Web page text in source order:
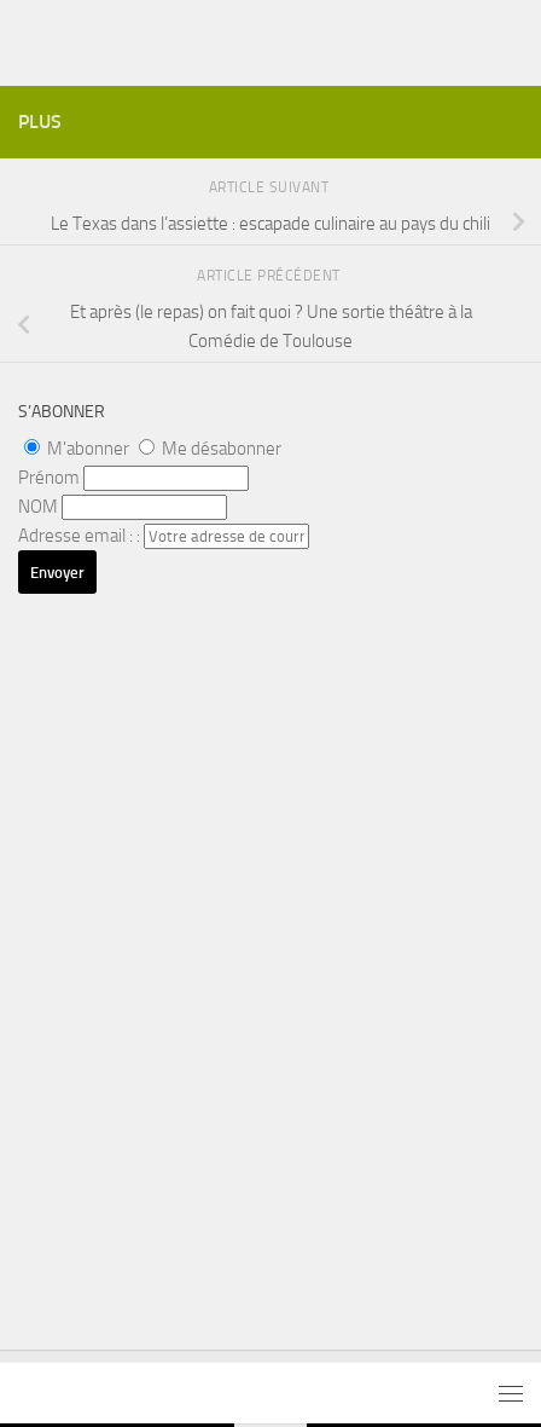
PLUS
ARTICLE SUIVANT
Le Texas dans l’assiette : escapade culinaire au pays du chili
ARTICLE PRÉCÉDENT
Et après (le repas) on fait quoi ? Une sortie théâtre à la
Comédie de Toulouse
S’ABONNER
M'abonner
Me désabonner
Prénom
NOM
Adresse email : :